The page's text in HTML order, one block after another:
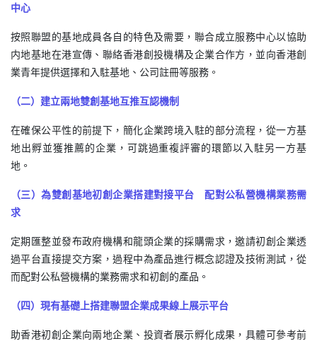
中心
按照聯盟的基地成員各自的特色及需要，聯合成立服務中心以協助
内地基地在港宣傳、聯絡香港創投機構及企業合作方，並向香港創
業青年提供選擇和入駐基地、公司註冊等服務。
（二）建立兩地雙創基地互推互認機制
在確保公平性的前提下，簡化企業跨境入駐的部分流程，從一方基
地出孵並獲推薦的企業，可跳過重複評審的環節以入駐另一方基
地。
（三）為雙創基地初創企業搭建對接平台 配對公私營機構業務需
求
定期匯整並發布政府機構和龍頭企業的採購需求，邀請初創企業透
過平台直接提交方案，過程中為產品進行概念認證及技術測試，從
而配對公私營機構的業務需求和初創的產品。
（四）現有基礎上搭建聯盟企業成果線上展示平台
助香港初創企業向兩地企業、投資者展示孵化成果，具體可參考前